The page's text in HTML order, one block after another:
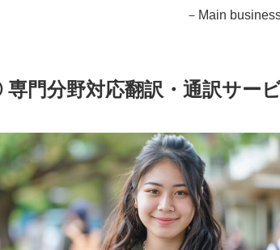
－Main
門分野対応翻訳・通訳サー